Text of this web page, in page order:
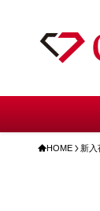
HOME 新入